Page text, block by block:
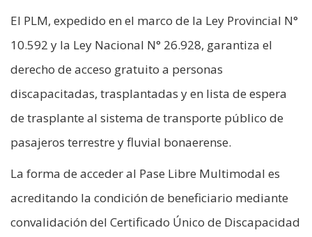
El PLM, expedido en el marco de la Ley Provincial N°
10.592 y la Ley Nacional N° 26.928, garantiza el
derecho de acceso gratuito a personas
discapacitadas, trasplantadas y en lista de espera
de trasplante al sistema de transporte público de
pasajeros terrestre y fluvial bonaerense.
La forma de acceder al Pase Libre Multimodal es
acreditando la condición de beneficiario mediante
convalidación del Certificado Único de Discapacidad